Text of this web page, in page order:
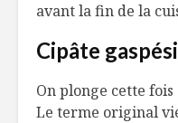
avant la fin de la
Cipâte
On plonge cette fois
Le terme original